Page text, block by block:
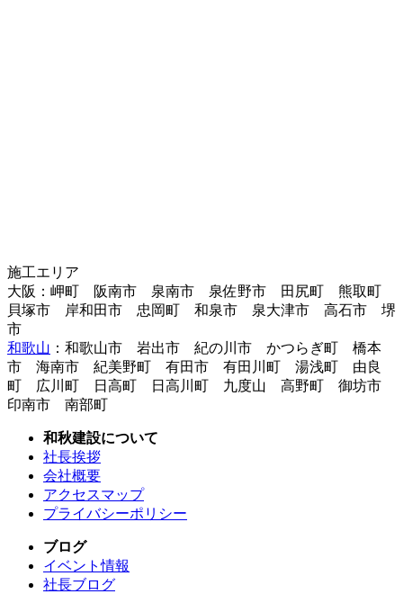
施工エリア
大阪：岬町 阪南市 泉南市 泉佐野市 田尻町 熊取町
貝塚市 岸和田市 忠岡町 和泉市 泉大津市 高石市 堺
市
和歌山 ：和歌山市 岩出市 紀の川市 かつらぎ町 橋本
市 海南市 紀美野町 有田市 有田川町 湯浅町 由良
町 広川町 日高町 日高川町 九度山 高野町 御坊市
印南市 南部町
和秋建設について
社長挨拶
会社概要
アクセスマップ
プライバシーポリシー
ブログ
イベント情報
社長ブログ